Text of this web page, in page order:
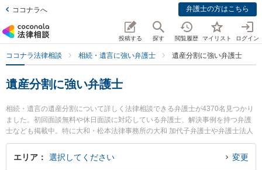
ココナラへ 弁護士の方はこちら
投稿する 探す 閲覧履歴 マイリスト ログイン
ココナラ法律相談 相続・遺言に強い弁護士 遺産分割に強い弁護士
遺産分割に強い弁護士
相続・遺言の遺産分割について詳しく法律相談できる弁護士が4370名見つかり
ました。初回面談無料や休日面談に対応している弁護士、解決事例を持つ弁護
士なども掲載中。特に大和・松本法律事務所の大和 加代子弁護士や弁護士法人
富士パートナーズ 富士パートナーズ法律事務所の徳安 勇佑弁護士、弁護士法人
はくと総合法律事務所の中﨑 雄一弁護士のプロフィール情報や弁護士費用、強
みなどが注目されています。東京や大阪、名古屋といった大都市圏の弁護士か
エリア 選択してください 変更